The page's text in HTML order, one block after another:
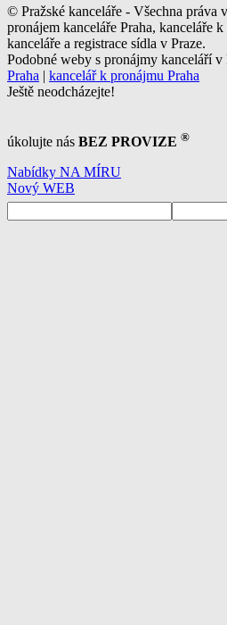
© Pražské kanceláře - Všechna práva
pronájem kanceláře Praha, kanceláře
kanceláře a registrace sídla v Praze.
Podobné weby s pronájmy kanceláří v
Praha | kancelář k pronájmu Praha
Ještě neodcházejte!
úkolujte nás BEZ PROVIZE ®
Nabídky NA MÍRU
Nový WEB